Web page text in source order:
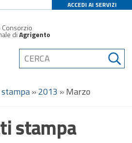
ACCEDI AI SERVIZI
Consorzio
diAgrigento
»2013 »Marzo
stampa